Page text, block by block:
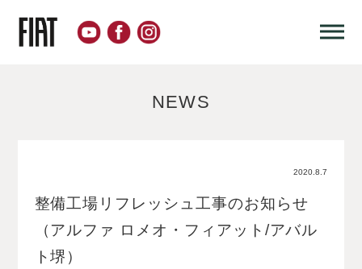
NEWS
2020.8.7
整備工場リフレッシュ工事のお知らせ
（アルファ ロメオ・フィアット/アバル
ト堺）